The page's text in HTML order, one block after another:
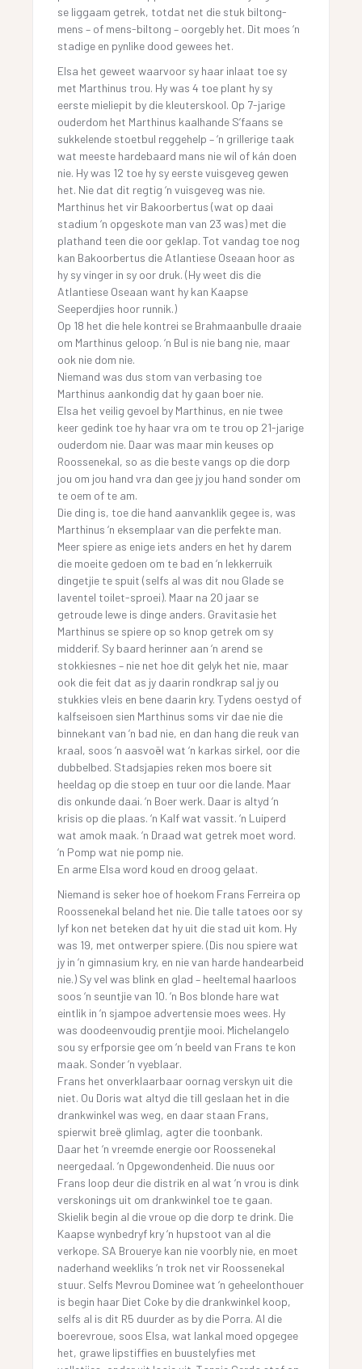
se liggaam getrek, totdat net die stuk biltong-
mens – of mens-biltong – oorgebly het. Dit moes ‘n
stadige en pynlike dood gewees het.
Elsa het geweet waarvoor sy haar inlaat toe sy
met Marthinus trou. Hy was 4 toe plant hy sy
eerste mieliepit by die kleuterskool. Op 7-jarige
ouderdom het Marthinus kaalhande S’faans se
sukkelende stoetbul reggehelp – ‘n grillerige taak
wat meeste hardebaard mans nie wíl of kán doen
nie. Hy was 12 toe hy sy eerste vuisgeveg gewen
het. Nie dat dit regtig ‘n vuisgeveg was nie.
Marthinus het vir Bakoorbertus (wat op daai
stadium ‘n opgeskote man van 23 was) met die
plathand teen die oor geklap. Tot vandag toe nog
kan Bakoorbertus die Atlantiese Oseaan hoor as
hy sy vinger in sy oor druk. (Hy weet dis die
Atlantiese Oseaan want hy kan Kaapse
Seeperdjies hoor runnik.)
Op 18 het die hele kontrei se Brahmaanbulle draaie
om Marthinus geloop. ‘n Bul is nie bang nie, maar
ook nie dom nie.
Niemand was dus stom van verbasing toe
Marthinus aankondig dat hy gaan boer nie.
Elsa het veilig gevoel by Marthinus, en nie twee
keer gedink toe hy haar vra om te trou op 21-jarige
ouderdom nie. Daar was maar min keuses op
Roossenekal, so as die beste vangs op die dorp
jou om jou hand vra dan gee jy jou hand sonder om
te oem of te am.
Die ding is, toe die hand aanvanklik gegee is, was
Marthinus ‘n eksemplaar van die perfekte man.
Meer spiere as enige iets anders en het hy darem
die moeite gedoen om te bad en ‘n lekkerruik
dingetjie te spuit (selfs al was dit nou Glade se
laventel toilet-sproei). Maar na 20 jaar se
getroude lewe is dinge anders. Gravitasie het
Marthinus se spiere op so knop getrek om sy
midderif. Sy baard herinner aan ‘n arend se
stokkiesnes – nie net hoe dit gelyk het nie, maar
ook die feit dat as jy daarin rondkrap sal jy ou
stukkies vleis en bene daarin kry. Tydens oestyd of
kalfseisoen sien Marthinus soms vir dae nie die
binnekant van ‘n bad nie, en dan hang die reuk van
kraal, soos ‘n aasvoël wat ‘n karkas sirkel, oor die
dubbelbed. Stadsjapies reken mos boere sit
heeldag op die stoep en tuur oor die lande. Maar
dis onkunde daai. ‘n Boer werk. Daar is altyd ‘n
krisis op die plaas. ‘n Kalf wat vassit. ‘n Luiperd
wat amok maak. ‘n Draad wat getrek moet word.
‘n Pomp wat nie pomp nie.
En arme Elsa word koud en droog gelaat.
Niemand is seker hoe of hoekom Frans Ferreira op
Roossenekal beland het nie. Die talle tatoes oor sy
lyf kon net beteken dat hy uit die stad uit kom. Hy
was 19, met ontwerper spiere. (Dis nou spiere wat
jy in ‘n gimnasium kry, en nie van harde handearbeid
nie.) Sy vel was blink en glad – heeltemal haarloos
soos ‘n seuntjie van 10. ‘n Bos blonde hare wat
eintlik in ‘n sjampoe advertensie moes wees. Hy
was doodeenvoudig prentjie mooi. Michelangelo
sou sy erfporsie gee om ‘n beeld van Frans te kon
maak. Sonder ‘n vyeblaar.
Frans het onverklaarbaar oornag verskyn uit die
niet. Ou Doris wat altyd die till geslaan het in die
drankwinkel was weg, en daar staan Frans,
spierwit breë glimlag, agter die toonbank.
Daar het ‘n vreemde energie oor Roossenekal
neergedaal. ‘n Opgewondenheid. Die nuus oor
Frans loop deur die distrik en al wat ‘n vrou is dink
verskonings uit om drankwinkel toe te gaan.
Skielik begin al die vroue op die dorp te drink. Die
Kaapse wynbedryf kry ‘n hupstoot van al die
verkope. SA Brouerye kan nie voorbly nie, en moet
naderhand weekliks ‘n trok net vir Roossenekal
stuur. Selfs Mevrou Dominee wat ‘n geheelonthouer
is begin haar Diet Coke by die drankwinkel koop,
selfs al is dit R5 duurder as by die Porra. Al die
boerevroue, soos Elsa, wat lankal moed opgegee
het, grawe lipstiffies en buustelyfies met